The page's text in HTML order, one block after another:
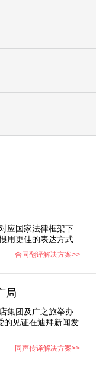
应国家法律框架下
用更佳的表达方式
合同翻译解决方案>>
局
集团及广之旅举办
的见证在迪拜新闻发
同声传译解决方案>>